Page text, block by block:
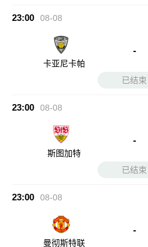
23:00 08-08
卡亚尼卡帕
-
已结束
23:00 08-08
斯图加特
-
已结束
23:00 08-08
曼彻斯特联
-